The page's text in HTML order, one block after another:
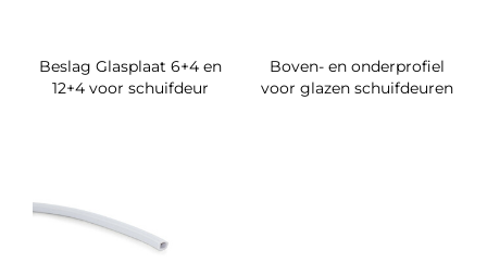
Beslag Glasplaat 6+4 en
12+4 voor schuifdeur
Boven- en onderprofiel
voor glazen schuifdeuren